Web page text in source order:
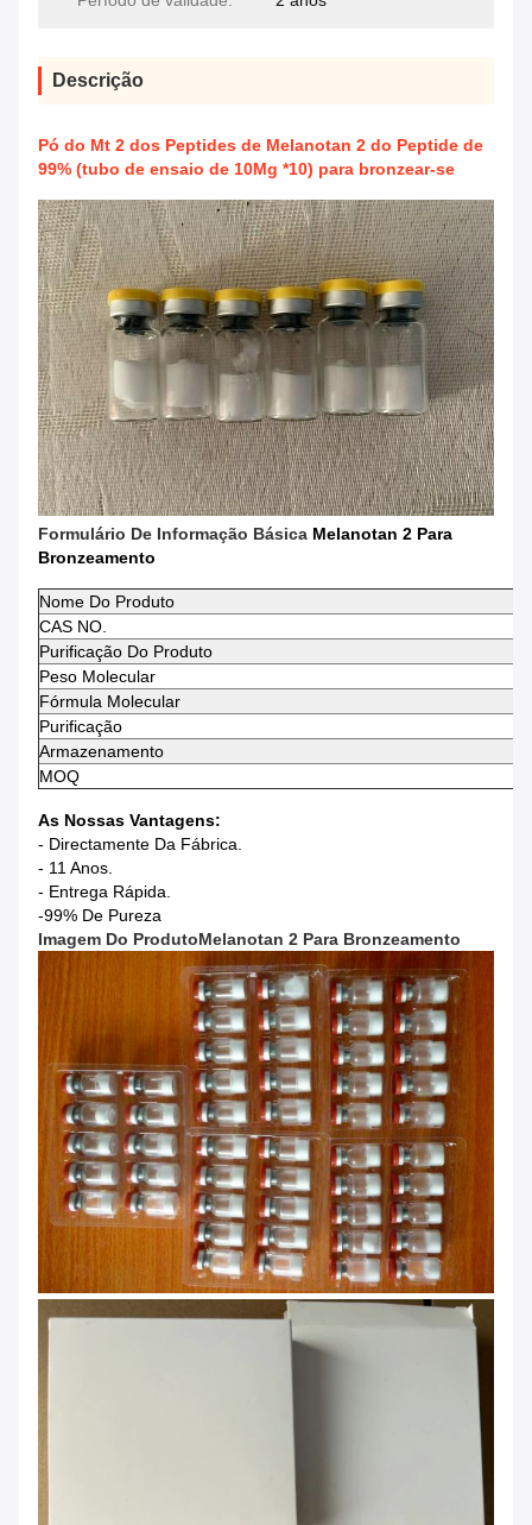
Descrição
Pó do Mt 2 dos Peptides de Melanotan 2 do Peptide de
99% (tubo de ensaio de 10Mg *10) para bronzear-se
Formulário De Informação Básica Melanotan 2 Para
Bronzeamento
Nome Do Produto
CAS NO.
Purificação Do Produto
Peso Molecular
Fórmula Molecular
Purificação
Armazenamento
MOQ
As Nossas Vantagens:
- Directamente Da Fábrica.
- 11 Anos.
- Entrega Rápida.
-99% De Pureza
Imagem Do ProdutoMelanotan 2 Para Bronzeamento